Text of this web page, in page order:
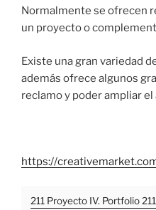
Normalmente se ofrecen
un proyecto o
Existe una gran variedad
además ofrece algunos
reclamo y poder ampliar el
https://
211 Proyecto IV. Portfolio